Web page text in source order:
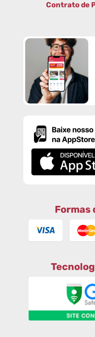
Contrato de
Formas